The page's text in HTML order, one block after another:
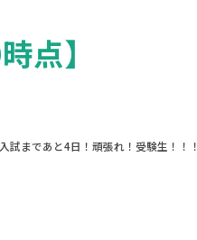
点】
試まであと4日！頑張れ！受験生！！！